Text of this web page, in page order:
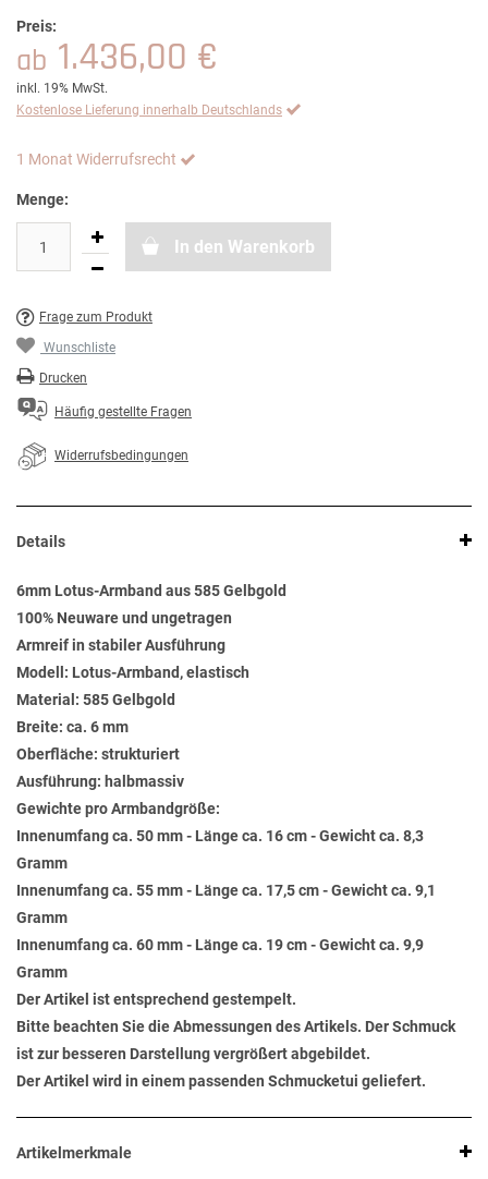
Preis:
ab 1.436,00 €
inkl. 19% MwSt.
Kostenlose Lieferung innerhalb Deutschlands
1 Monat Widerrufsrecht
Menge:
In den Warenkorb
Frage zum Produkt
Wunschliste
Drucken
Häufig gestellte Fragen
Widerrufsbedingungen
Details
6mm Lotus-Armband aus 585 Gelbgold
100% Neuware und ungetragen
Armreif in stabiler Ausführung
Modell: Lotus-Armband, elastisch
Material: 585 Gelbgold
Breite: ca. 6 mm
Oberfläche: strukturiert
Ausführung: halbmassiv
Gewichte pro Armbandgröße:
Innenumfang ca. 50 mm - Länge ca. 16 cm - Gewicht ca. 8,3
Gramm
Innenumfang ca. 55 mm - Länge ca. 17,5 cm - Gewicht ca. 9,1
Gramm
Innenumfang ca. 60 mm - Länge ca. 19 cm - Gewicht ca. 9,9
Gramm
Der Artikel ist entsprechend gestempelt.
Bitte beachten Sie die Abmessungen des Artikels. Der Schmuck
ist zur besseren Darstellung vergrößert abgebildet.
Der Artikel wird in einem passenden Schmucketui geliefert.
Artikelmerkmale